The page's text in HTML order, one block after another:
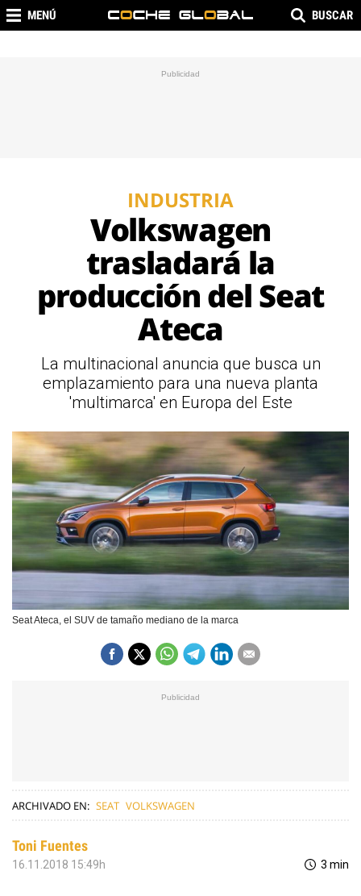
MENÚ BUSCAR
INDUSTRIA
Volkswagen
trasladará la
producción del Seat
Ateca
La multinacional anuncia que busca un
emplazamiento para una nueva planta
'multimarca' en Europa del Este
Seat Ateca, el SUV de tamaño mediano de la marca
ARCHIVADO EN: SEAT VOLKSWAGEN
Toni Fuentes
16.11.2018 15:49h 3 min